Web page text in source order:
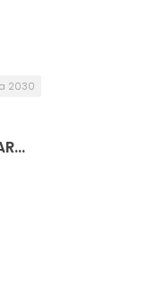
2030